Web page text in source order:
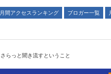
月間アクセスランキング ブロガー一覧
さらっと聞き流すということ